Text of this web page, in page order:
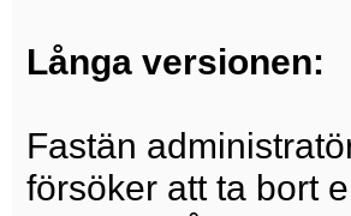
Långa versionen:
Fastän
försöker att ta bort